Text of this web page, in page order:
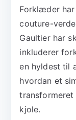
Forklæder
couture-
Gaultier har
inkluderer
en hyldest til
hvordan et
kjole.